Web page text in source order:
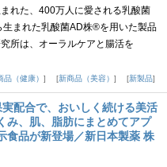
れた、400万人に愛される乳酸菌
まれた乳酸菌AD株®を用いた製品
所は、オーラルケアと腸活を
品（健康） 新商品（美容） 新製品
配合で、おいしく続ける美活
み、肌、脂肪にまとめてアプ
食品が新登場／新日本製薬 株